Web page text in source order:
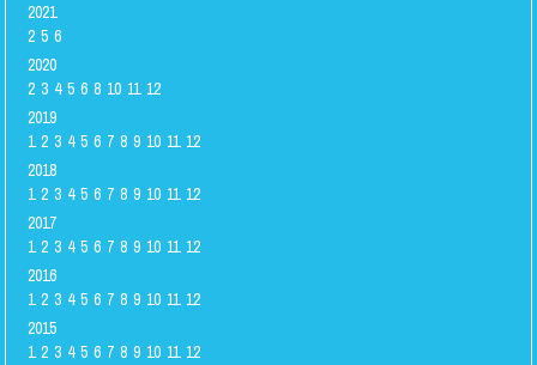
2021
2 5 6
2020
2 3 4 5 6 8 10 11 12
2019
1 2 3 4 5 6 7 8 9 10 11 12
2018
1 2 3 4 5 6 7 8 9 10 11 12
2017
1 2 3 4 5 6 7 8 9 10 11 12
2016
1 2 3 4 5 6 7 8 9 10 11 12
2015
1 2 3 4 5 6 7 8 9 10 11 12